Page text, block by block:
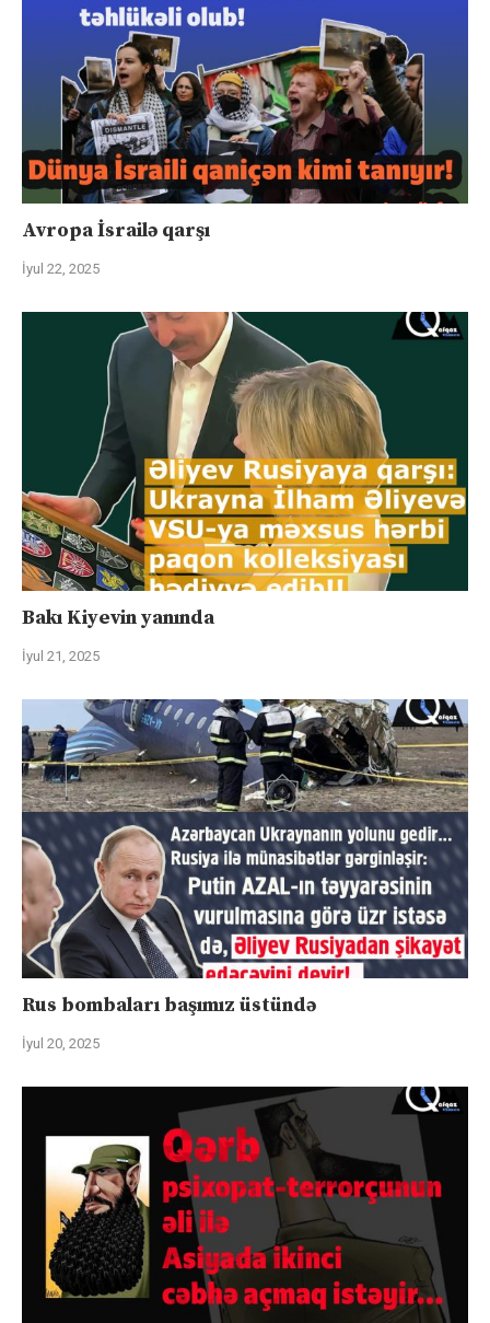
Avropa İsrailə qarşı
İyul 22, 2025
Bakı Kiyevin yanında
İyul 21, 2025
Rus bombaları başımız üstündə
İyul 20, 2025